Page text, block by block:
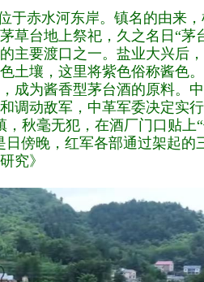
赤水河东岸。镇名的由来
草台地上祭祀，久之名日“茅
主要渡口之一。盐业大兴后
土壤，这里将紫色俗称酱色
成为酱香型茅台酒的原料。
调动敌军，中革军委决定实
秋毫无犯，在酒厂门口贴上
傍晚，红军各部通过架起的
究》